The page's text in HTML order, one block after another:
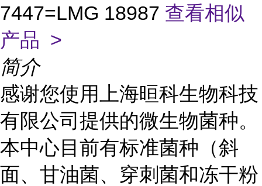
7447=LMG 18987 查看相似
产品 >
简介
感谢您使用上海晅科生物科技
有限公司提供的微生物菌种。
本中心目前有标准菌种（斜
面、甘油菌、穿刺菌和冻干粉